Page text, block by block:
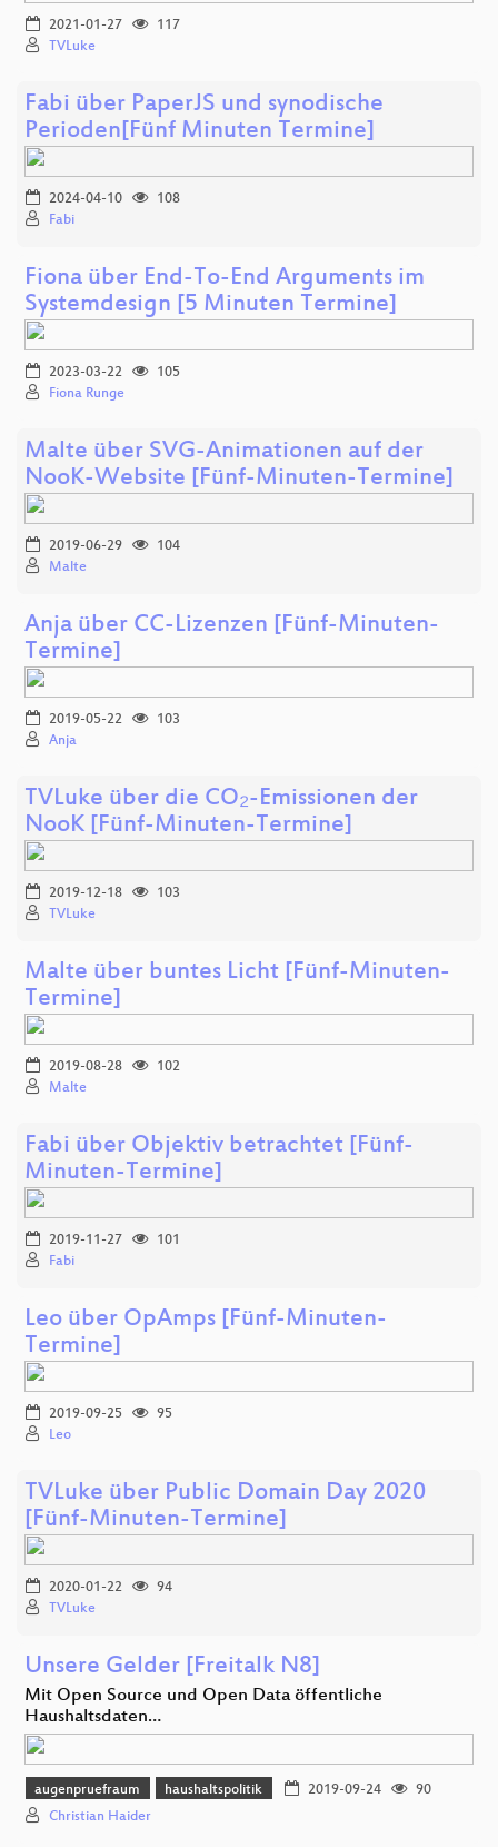
2021-01-27
117
TVLuke
Fabi über PaperJS und synodische
Perioden[Fünf Minuten Termine]
2024-04-10
108
Fabi
Fiona über End-To-End Arguments im
Systemdesign [5 Minuten Termine]
2023-03-22
105
Fiona Runge
Malte über SVG-Animationen auf der
NooK-Website [Fünf-Minuten-Termine]
2019-06-29
104
Malte
Anja über CC-Lizenzen [Fünf-Minuten-
Termine]
2019-05-22
103
Anja
TVLuke über die CO₂-Emissionen der
NooK [Fünf-Minuten-Termine]
2019-12-18
103
TVLuke
Malte über buntes Licht [Fünf-Minuten-
Termine]
2019-08-28
102
Malte
Fabi über Objektiv betrachtet [Fünf-
Minuten-Termine]
2019-11-27
101
Fabi
Leo über OpAmps [Fünf-Minuten-
Termine]
2019-09-25
95
Leo
TVLuke über Public Domain Day 2020
[Fünf-Minuten-Termine]
2020-01-22
94
TVLuke
Unsere Gelder [Freitalk N8]
Mit Open Source und Open Data öffentliche
Haushaltsdaten…
augenpruefraum haushaltspolitik 2019-09-24
90
Christian Haider